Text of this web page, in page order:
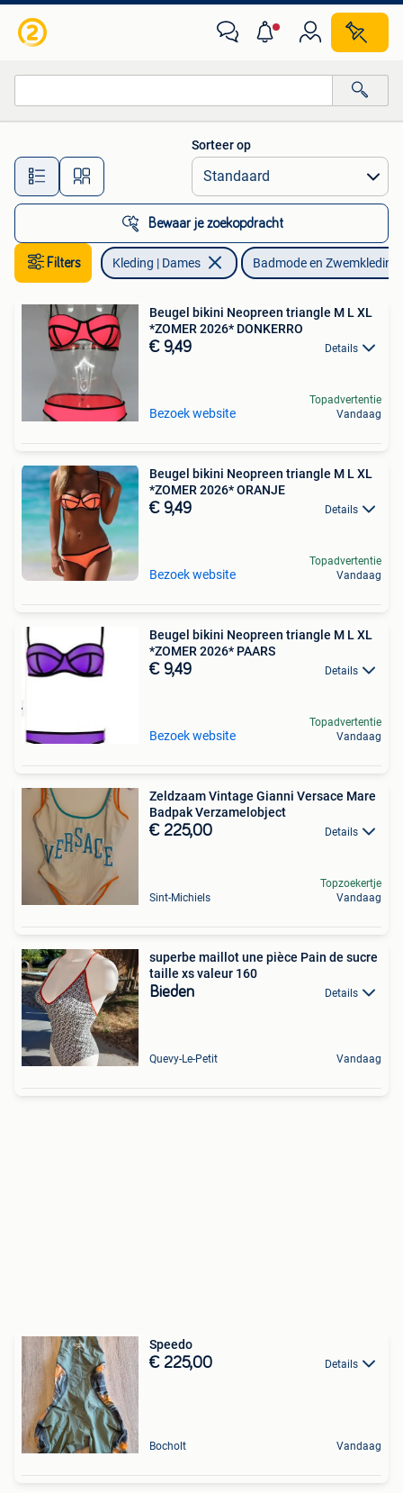
Alle afstanden…
Sorteer op
Bewaar je zoekopdracht
Filters Kleding | Dames Badmode en Zwemkleding
Beugel bikini Neopreen triangle M L XL
*ZOMER 2026* DONKERRO
€ 9,49 Details
Bezoek website
Topadvertentie
Vandaag
Beugel bikini Neopreen triangle M L XL
*ZOMER 2026* ORANJE
€ 9,49 Details
Bezoek website
Topadvertentie
Vandaag
Beugel bikini Neopreen triangle M L XL
*ZOMER 2026* PAARS
€ 9,49 Details
Bezoek website
Topadvertentie
Vandaag
Zeldzaam Vintage Gianni Versace Mare
Badpak Verzamelobject
€ 225,00 Details
Sint-Michiels
Topzoekertje
Vandaag
superbe maillot une pièce Pain de sucre
taille xs valeur 160
Bieden Details
Quevy-Le-Petit Vandaag
Speedo
€ 225,00 Details
Bocholt Vandaag